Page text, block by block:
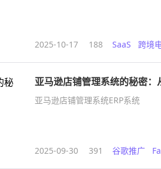
2025-10-17 188 SaaS 跨境
亚马逊店铺管理系统的秘密：
亚马逊店铺管理系统ERP系统
2025-09-30 391 谷歌推广